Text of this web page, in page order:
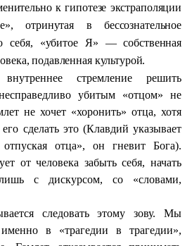
к гипотезе экстраполяции
отринутая в бессознательное
себя, «убитое Я» — собственная
подавленная культурой.
стремление решить
убитым «отцом» не
не хочет «хоронить» отца, хотя
сделать это (Клавдий указывает
отца», он гневит Бога).
от человека забыть себя, начать
лишь с дискурсом, со «словами,
следовать этому зову. Мы
в «трагедии в трагедии»,